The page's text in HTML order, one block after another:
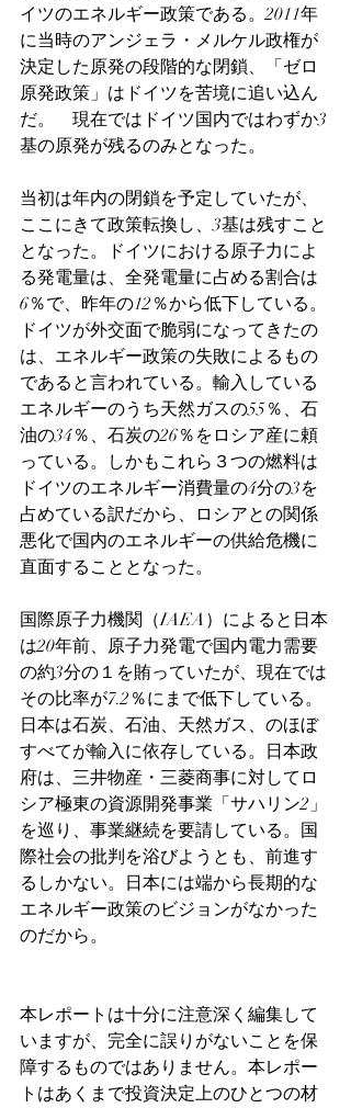
イツのエネルギー政策である。2011年
に当時のアンジェラ・メルケル政権が
決定した原発の段階的な閉鎖、「ゼロ
原発政策」はドイツを苦境に追い込ん
だ。　現在ではドイツ国内ではわずか3
基の原発が残るのみとなった。
当初は年内の閉鎖を予定していたが、
ここにきて政策転換し、3基は残すこと
となった。ドイツにおける原子力によ
る発電量は、全発電量に占める割合は
6％で、昨年の12％から低下している。
ドイツが外交面で脆弱になってきたの
は、エネルギー政策の失敗によるもの
であると言われている。輸入している
エネルギーのうち天然ガスの55％、石
油の34％、石炭の26％をロシア産に頼
っている。しかもこれら３つの燃料は
ドイツのエネルギー消費量の4分の3を
占めている訳だから、ロシアとの関係
悪化で国内のエネルギーの供給危機に
直面することとなった。
国際原子力機関（IAEA）によると日本
は20年前、原子力発電で国内電力需要
の約3分の１を賄っていたが、現在では
その比率が7.2％にまで低下している。
日本は石炭、石油、天然ガス、のほぼ
すべてが輸入に依存している。日本政
府は、三井物産・三菱商事に対してロ
シア極東の資源開発事業「サハリン2」
を巡り、事業継続を要請している。国
際社会の批判を浴びようとも、前進す
るしかない。日本には端から長期的な
エネルギー政策のビジョンがなかった
のだから。
本レポートは十分に注意深く編集して
いますが、完全に誤りがないことを保
障するものではありません。本レポー
トはあくまで投資決定上のひとつの材